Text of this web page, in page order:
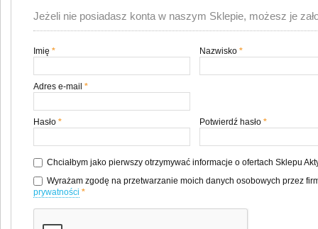
Jeżeli nie posiadasz konta w naszym Sklepie, możesz je
*
Imię *
Nazwisko
*
Adres e-mail
*
Hasło *
Potwierdź hasło
Chciałbym jako pierwszy otrzymywać informacje o ofertach Sklepu
Wyrażam zgodę na przetwarzanie moich danych osobowych przez
prywatności *